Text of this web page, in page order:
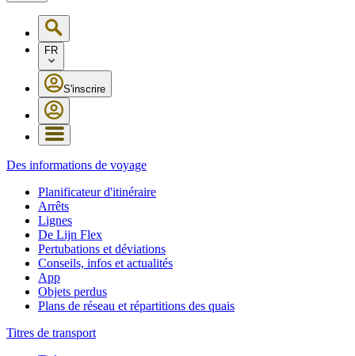
FR
S'inscrire
Des informations de voyage
Planificateur d'itinéraire
Arrêts
Lignes
De Lijn Flex
Pertubations et déviations
Conseils, infos et actualités
App
Objets perdus
Plans de réseau et répartitions des quais
Titres de transport